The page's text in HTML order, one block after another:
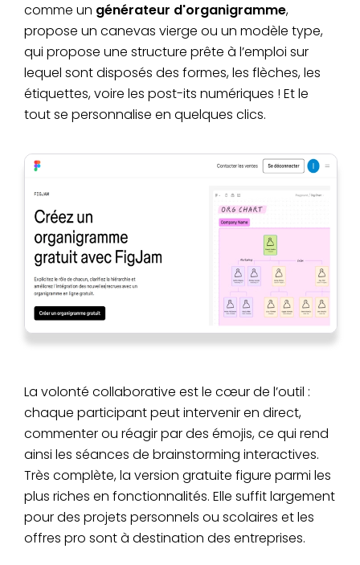
comme un générateur d'organigramme,
propose un canevas vierge ou un modèle type,
qui propose une structure prête à l’emploi sur
lequel sont disposés des formes, les flèches, les
étiquettes, voire les post-its numériques ! Et le
tout se personnalise en quelques clics.
La volonté collaborative est le cœur de l’outil :
chaque participant peut intervenir en direct,
commenter ou réagir par des émojis, ce qui rend
ainsi les séances de brainstorming interactives.
Très complète, la version gratuite figure parmi les
plus riches en fonctionnalités. Elle suffit largement
pour des projets personnels ou scolaires et les
offres pro sont à destination des entreprises.